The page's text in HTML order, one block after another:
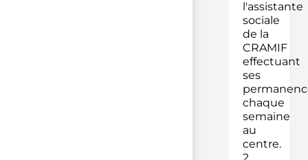
l'assistante
sociale
de la
CRAMIF
effectuant
ses
chaque
semaine
au
centre.